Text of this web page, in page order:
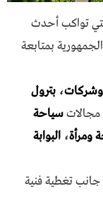
تواكب أحدث
الجمهورية بمتابعة
، بترول
سياحة
ومرأة، البوابة
جانب تغطية فنية